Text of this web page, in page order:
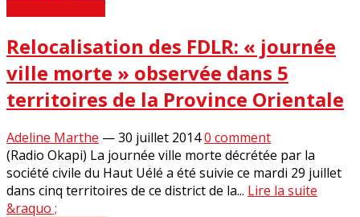
Relocalisation des FDLR: « journée
ville morte » observée dans 5
territoires de la Province Orientale
Adeline Marthe —30 juillet 20140 comment
(Radio Okapi) La journée ville morte décrétée par la
société civile du Haut Uélé a été suivie ce mardi 29 juillet
dans cinq territoires de ce district de la... Lire la suite
&raquo ;